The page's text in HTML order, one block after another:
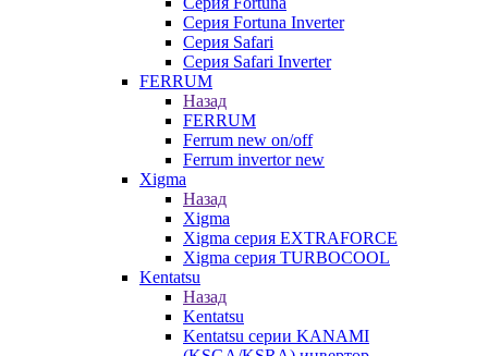
Серия Fortuna Inverter
Серия Safari
Серия Safari Inverter
FERRUM
Назад
FERRUM
Ferrum new on/off
Ferrum invertor new
Xigma
Назад
Xigma
Xigma серия EXTRAFORCE
Xigma серия TURBOCOOL
Kentatsu
Назад
Kentatsu
Kentatsu серии KANAMI